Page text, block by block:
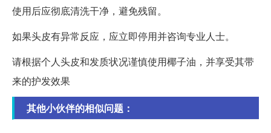
使用后应彻底清洗干净，避免残留。
如果头皮有异常反应，应立即停用并咨询专业人士。
请根据个人头皮和发质状况谨慎使用椰子油，并享受其带
来的护发效果
其他小伙伴的相似问题：